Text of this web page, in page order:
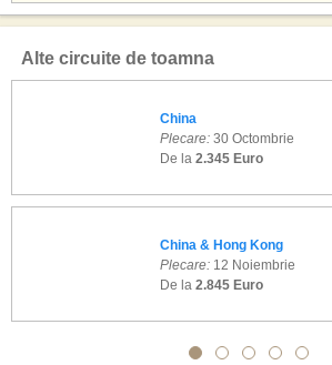
Alte circuite de toamna
China
Plecare: 30 Octombrie
De la 2.345 Euro
China & Hong Kong
Plecare: 12 Noiembrie
De la 2.845 Euro